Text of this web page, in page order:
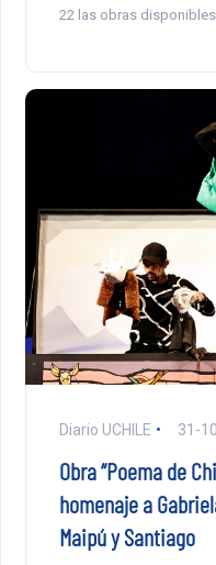
22 las obras disponibles
Diario UCHILE 31-
Obra “Poema de
homenaje a
Maipú y Santiago